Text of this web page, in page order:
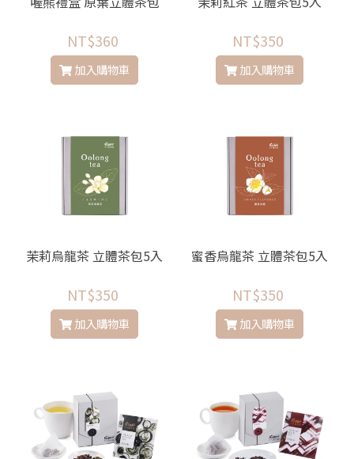
NT$360
加入購物車
NT$350
加入購物車
茉莉烏龍茶 立體茶包5入
NT$350
加入購物車
蜜香烏龍茶 立體茶包5入
NT$350
加入購物車